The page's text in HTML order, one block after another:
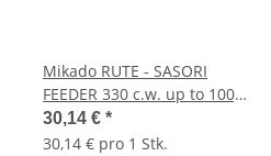
Mikado RUTE - SASORI
FEEDER 330 c.w. up to 100g
(3+2 sec.)
30,14 € *
30,14 € pro 1 Stk.